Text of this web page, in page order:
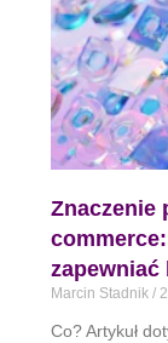
Znaczenie
zapewniać
Marcin Stadnik
Co? Artykuł